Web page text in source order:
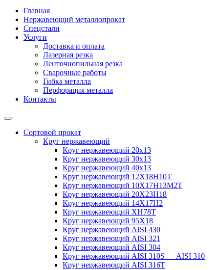
Главная
Нержавеющий металлопрокат
Спецстали
Услуги
Доставка и оплата
Лазерная резка
Ленточнопильная резка
Сварочные работы
Гибка металла
Перфорация металла
Контакты
Сортовой прокат
Круг нержавеющий
Круг нержавеющий 20х13
Круг нержавеющий 30х13
Круг нержавеющий 40х13
Круг нержавеющий 12Х18Н10Т
Круг нержавеющий 10Х17Н13М2T
Круг нержавеющий 20Х23Н18
Круг нержавеющий 14Х17Н2
Круг нержавеющий ХН78Т
Круг нержавеющий 95Х18
Круг нержавеющий AISI 430
Круг нержавеющий AISI 321
Круг нержавеющий AISI 304
Круг нержавеющий AISI 310S — AISI 310
Круг нержавеющий AISI 316T